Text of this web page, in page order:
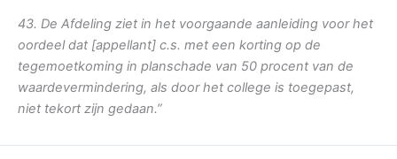
43. De Afdeling ziet in het voorgaande aanleiding voor het
oordeel dat [appellant] c.s. met een korting op de
tegemoetkoming in planschade van 50 procent van de
waardevermindering, als door het college is toegepast,
niet tekort zijn gedaan.”